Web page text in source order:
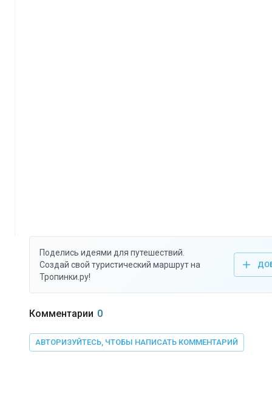
Поделись идеями для путешествий.
Создай свой туристический маршрут на
Тропинки.ру!
Комментарии 0
АВТОРИЗУЙТЕСЬ, ЧТОБЫ НАПИСАТЬ КОММЕНТАРИЙ